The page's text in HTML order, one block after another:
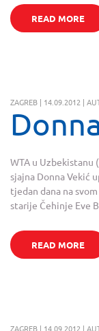
READ MORE
ZAGREB | 14.09.2012 |
WTA u Uzbekistanu
sjajna Donna Vekić
tjedan dana na
starije Čehinje Eve
READ MORE
ZAGREB | 14.09.2012 |